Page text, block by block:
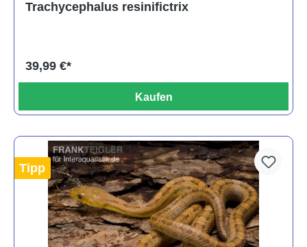
Trachycephalus resinifictrix
39,99 €*
Kaufen
Tipp